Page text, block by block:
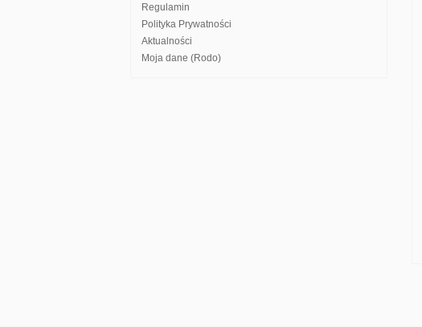
Regulamin
Polityka Prywatności
Aktualności
Moja dane (Rodo)